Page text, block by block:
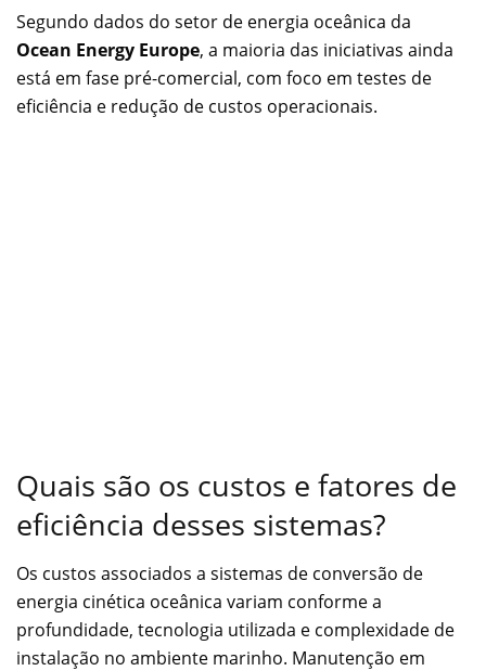
Segundo dados do setor de energia oceânica da
Ocean Energy Europe, a maioria das iniciativas ainda
está em fase pré-comercial, com foco em testes de
eficiência e redução de custos operacionais.
Quais são os custos e fatores de
eficiência desses sistemas?
Os custos associados a sistemas de conversão de
energia cinética oceânica variam conforme a
profundidade, tecnologia utilizada e complexidade de
instalação no ambiente marinho. Manutenção em